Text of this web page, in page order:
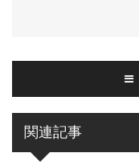
関連記事